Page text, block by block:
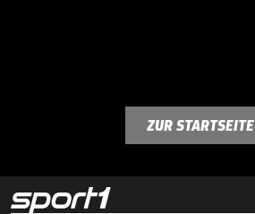
ZUR STARTSEITE